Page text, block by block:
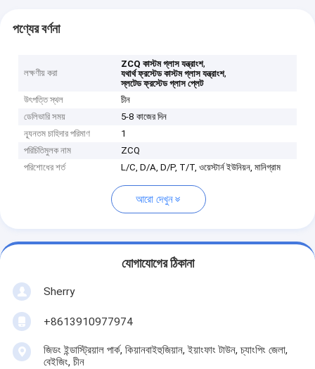
পণ্যের বর্ণনা
লক্ষণীয় করা
ZCQ কাস্টম গ্লাস যন্ত্রাংশ,
যথার্থ ফ্রস্টেড কাস্টম গ্লাস যন্ত্রাংশ,
স্লটেড ফ্রস্টেড গ্লাস প্লেট
উৎপত্তি স্থল
চীন
ডেলিভারি সময়
5-8 কাজের দিন
ন্যূনতম চাহিদার পরিমাণ
1
পরিচিতিমুলক নাম
ZCQ
পরিশোধের শর্ত
L/C, D/A, D/P, T/T, ওয়েস্টার্ন ইউনিয়ন, মানিগ্রাম
আরো দেখুন
যোগাযোগের ঠিকানা
Sherry
+8613910977974
জিডং ইন্ডাস্ট্রিয়াল পার্ক, কিয়ানবাইহুজিয়ান, ইয়াংফাং টাউন, চ্যাংপিং জেলা,
বেইজিং, চীন